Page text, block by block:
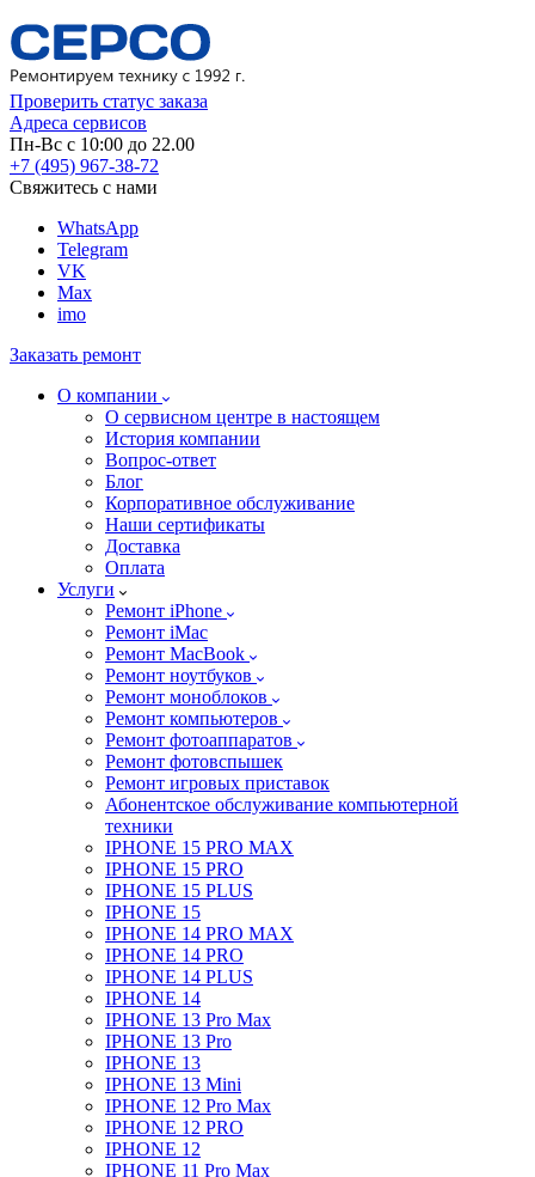
Проверить статус заказа
Адреса сервисов
Пн-Вс с 10:00 до 22.00
+7 (495) 967-38-72
Свяжитесь с нами
WhatsApp
Telegram
VK
Max
imo
Заказать ремонт
О компании
О сервисном центре в настоящем
История компании
Вопрос-ответ
Блог
Корпоративное обслуживание
Наши сертификаты
Доставка
Оплата
Услуги
Ремонт iPhone
Ремонт iMac
Ремонт MacBook
Ремонт ноутбуков
Ремонт моноблоков
Ремонт компьютеров
Ремонт фотоаппаратов
Ремонт фотовспышек
Ремонт игровых приставок
Абонентское обслуживание компьютерной
техники
IPHONE 15 PRO MAX
IPHONE 15 PRO
IPHONE 15 PLUS
IPHONE 15
IPHONE 14 PRO MAX
IPHONE 14 PRO
IPHONE 14 PLUS
IPHONE 14
IPHONE 13 Pro Max
IPHONE 13 Pro
IPHONE 13
IPHONE 13 Mini
IPHONE 12 Pro Max
IPHONE 12 PRO
IPHONE 12
IPHONE 11 Pro Max